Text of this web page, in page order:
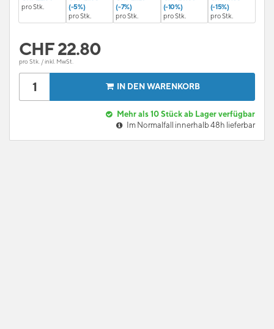
pro Stk.
(-5%)
pro Stk.
(-7%)
pro Stk.
(-10%)
pro Stk.
(-15%)
pro Stk.
CHF22.80
pro Stk. / inkl. MwSt.
IN DEN WARENKORB
Mehr als 10 Stück ab Lager verfügbar
Im Normalfall innerhalb 48h lieferbar